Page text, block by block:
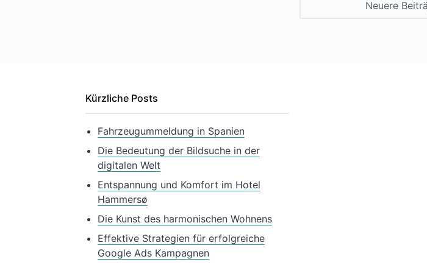
Neuere
Kürzliche Posts
Fahrzeugummeldung in Spanien
Die Bedeutung der Bildsuche in der
digitalen Welt
Entspannung und Komfort im Hotel
Hammersø
Die Kunst des harmonischen Wohnens
Effektive Strategien für erfolgreiche
Google Ads Kampagnen